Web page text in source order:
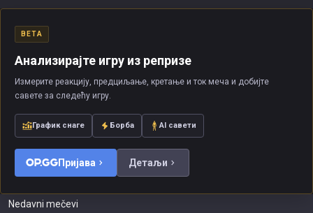
BETA
Анализирајте игру из репризе
Измерите реакцију, предциљање, кретање и ток меча и добијте
савете за следећу игру.
График снаге Борба AI савети
Пријава Детаљи
Nedavni mečevi